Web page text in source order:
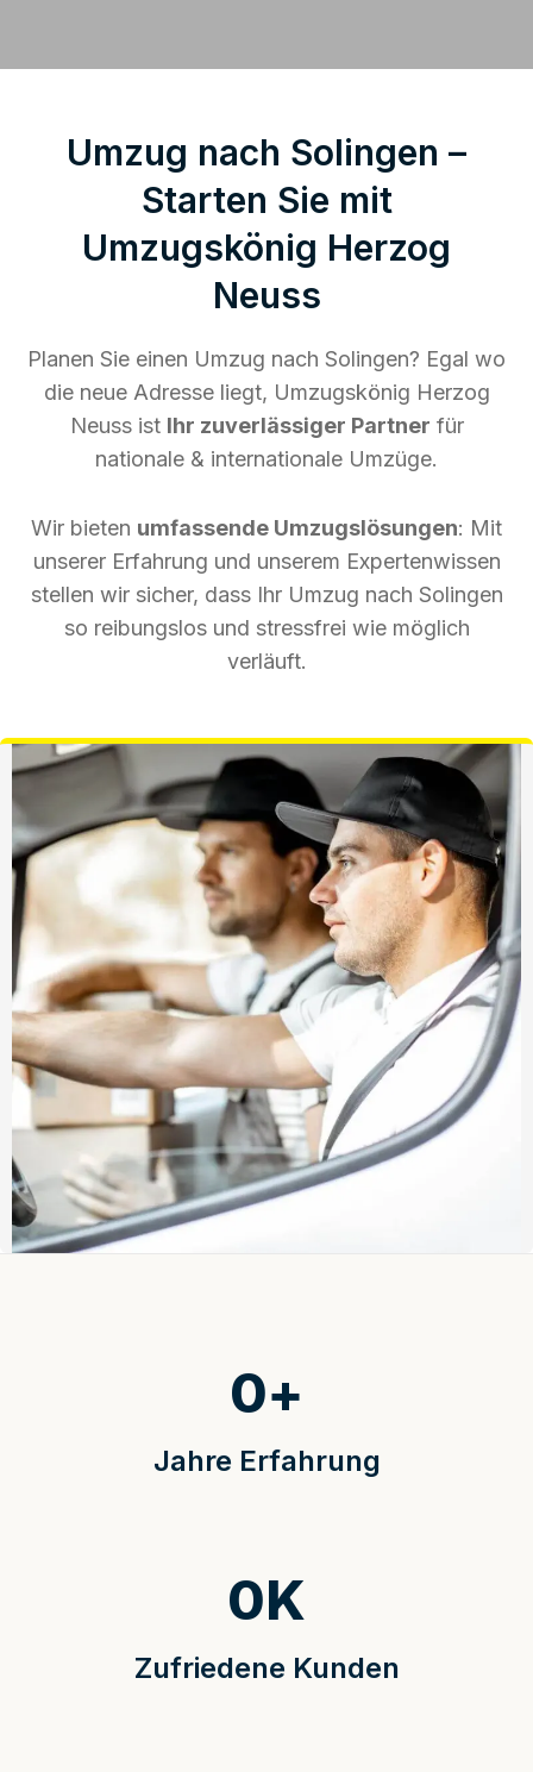
Umzug nach Solingen –
Starten Sie mit
Umzugskönig Herzog
Neuss
Planen Sie einen Umzug nach Solingen? Egal wo
die neue Adresse liegt, Umzugskönig Herzog
Neuss ist Ihr zuverlässiger Partner für
nationale & internationale Umzüge.
Wir bieten umfassende Umzugslösungen: Mit
unserer Erfahrung und unserem Expertenwissen
stellen wir sicher, dass Ihr Umzug nach Solingen
so reibungslos und stressfrei wie möglich
verläuft.
Jahre Erfahrung
0+
Zufriedene Kunden
0K